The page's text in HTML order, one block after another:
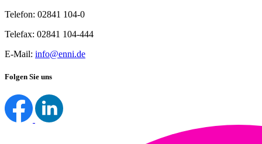
Telefon: 02841 104-0
Telefax: 02841 104-444
E-Mail: info@enni.de
Folgen Sie uns